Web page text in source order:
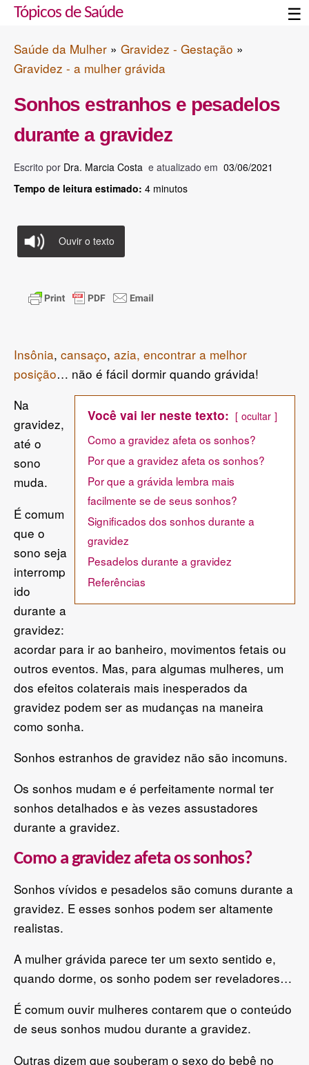
Tópicos de Saúde ☰
Saúde da Mulher » Gravidez - Gestação »
Gravidez - a mulher grávida
Sonhos estranhos e pesadelos
durante a gravidez
Escrito por Dra. Marcia Costa e atualizado em 03/06/2021
Tempo de leitura estimado: 4 minutos
Ouvir o texto
Insônia, cansaço, azia, encontrar a melhor
posição… não é fácil dormir quando grávida!
Você vai ler neste texto: ocultar
Como a gravidez afeta os sonhos?
Por que a gravidez afeta os sonhos?
Por que a grávida lembra mais
facilmente se de seus sonhos?
Significados dos sonhos durante a
gravidez
Pesadelos durante a gravidez
Referências
Na
gravidez,
até o
sono
muda.
É comum
que o
sono seja
interromp
ido
durante a
gravidez:
acordar para ir ao banheiro, movimentos fetais ou
outros eventos. Mas, para algumas mulheres, um
dos efeitos colaterais mais inesperados da
gravidez podem ser as mudanças na maneira
como sonha.
Sonhos estranhos de gravidez não são incomuns.
Os sonhos mudam e é perfeitamente normal ter
sonhos detalhados e às vezes assustadores
durante a gravidez.
Como a gravidez afeta os sonhos?
Sonhos vívidos e pesadelos são comuns durante a
gravidez. E esses sonhos podem ser altamente
realistas.
A mulher grávida parece ter um sexto sentido e,
quando dorme, os sonho podem ser reveladores…
É comum ouvir mulheres contarem que o conteúdo
de seus sonhos mudou durante a gravidez.
Outras dizem que souberam o sexo do bebê no